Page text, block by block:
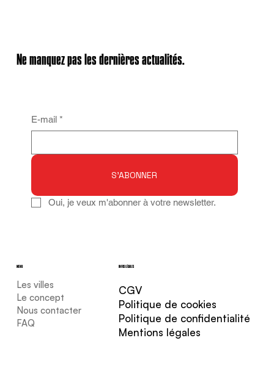
Ne manquez pas les dernières actualités.
E-mail *
S'ABONNER
Oui, je veux m'abonner à votre newsletter.
Les villes
Le concept
Nous contacter
FAQ
MENU INFOS LÉGALES
CGV
Politique de cookies
Politique de confidentialité
Mentions légales